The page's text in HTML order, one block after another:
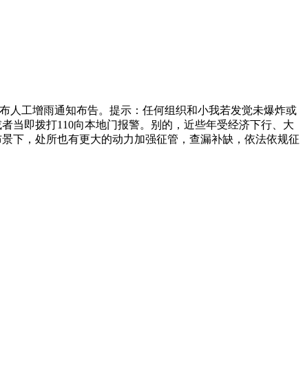
人工增雨通知布告。提示：任何组织和小我若发觉未爆炸或
当即拨打110向本地门报警。别的，近些年受经济下行、大
下，处所也有更大的动力加强征管，查漏补缺，依法依规征